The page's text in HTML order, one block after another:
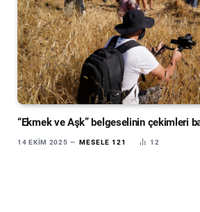
“Ekmek ve Aşk” belgeselinin çekimleri
14 EKIM 2025 MESELE 121 12